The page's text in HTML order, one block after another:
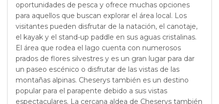
oportunidades de pesca y ofrece muchas opciones
para aquellos que buscan explorar el área local. Los
visitantes pueden disfrutar de la natación, el canotaje,
el kayak y el stand-up paddle en sus aguas cristalinas.
El área que rodea el lago cuenta con numerosos
prados de flores silvestres y es un gran lugar para dar
un paseo escénico o disfrutar de las vistas de las
montañas alpinas. Cheserys también es un destino
popular para el parapente debido a sus vistas
espectaculares. La cercana aldea de Cheserys también